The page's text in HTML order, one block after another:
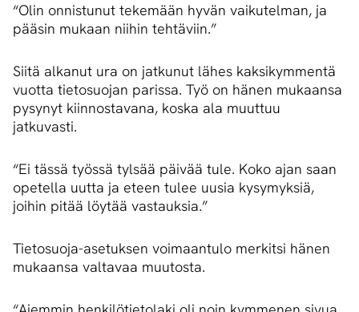
“Olin onnistunut tekemään hyvän vaikutelman, ja
pääsin mukaan niihin tehtäviin.”
Siitä alkanut ura on jatkunut lähes kaksikymmentä
vuotta tietosuojan parissa. Työ on hänen mukaansa
pysynyt kiinnostavana, koska ala muuttuu
jatkuvasti.
“Ei tässä työssä tylsää päivää tule. Koko ajan saan
opetella uutta ja eteen tulee uusia kysymyksiä,
joihin pitää löytää vastauksia.”
Tietosuoja-asetuksen voimaantulo merkitsi hänen
mukaansa valtavaa muutosta.